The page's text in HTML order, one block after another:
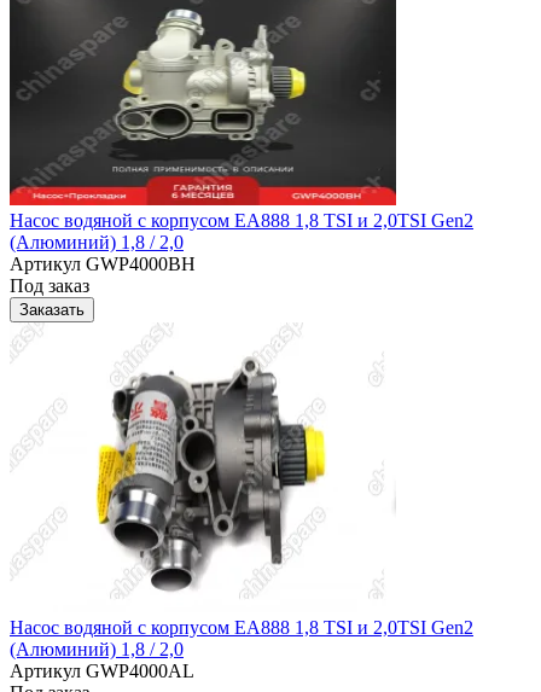
Насос водяной с корпусом EA888 1,8 TSI и 2,0TSI Gen2
(Алюминий) 1,8 / 2,0
Артикул GWP4000BH
Под заказ
Заказать
Насос водяной с корпусом EA888 1,8 TSI и 2,0TSI Gen2
(Алюминий) 1,8 / 2,0
Артикул GWP4000AL